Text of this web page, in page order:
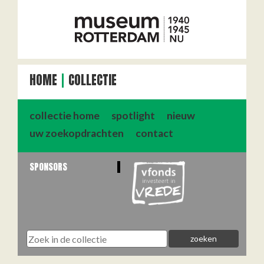
HOME COLLECTIE
collectie home spotlight
nieuw
uw zoekopdrachten
contact
SPONSORS